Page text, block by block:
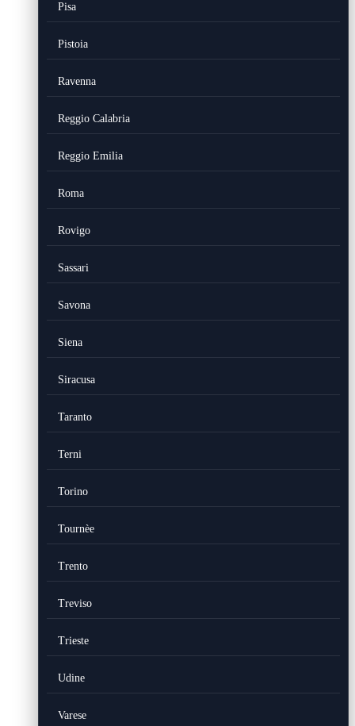
Pisa
Pistoia
Ravenna
Reggio Calabria
Reggio Emilia
Roma
Rovigo
Sassari
Savona
Siena
Siracusa
Taranto
Terni
Torino
Tournèe
Trento
Treviso
Trieste
Udine
Varese